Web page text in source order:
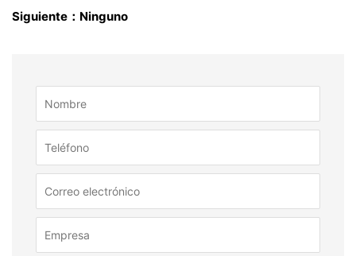
Siguiente：Ninguno